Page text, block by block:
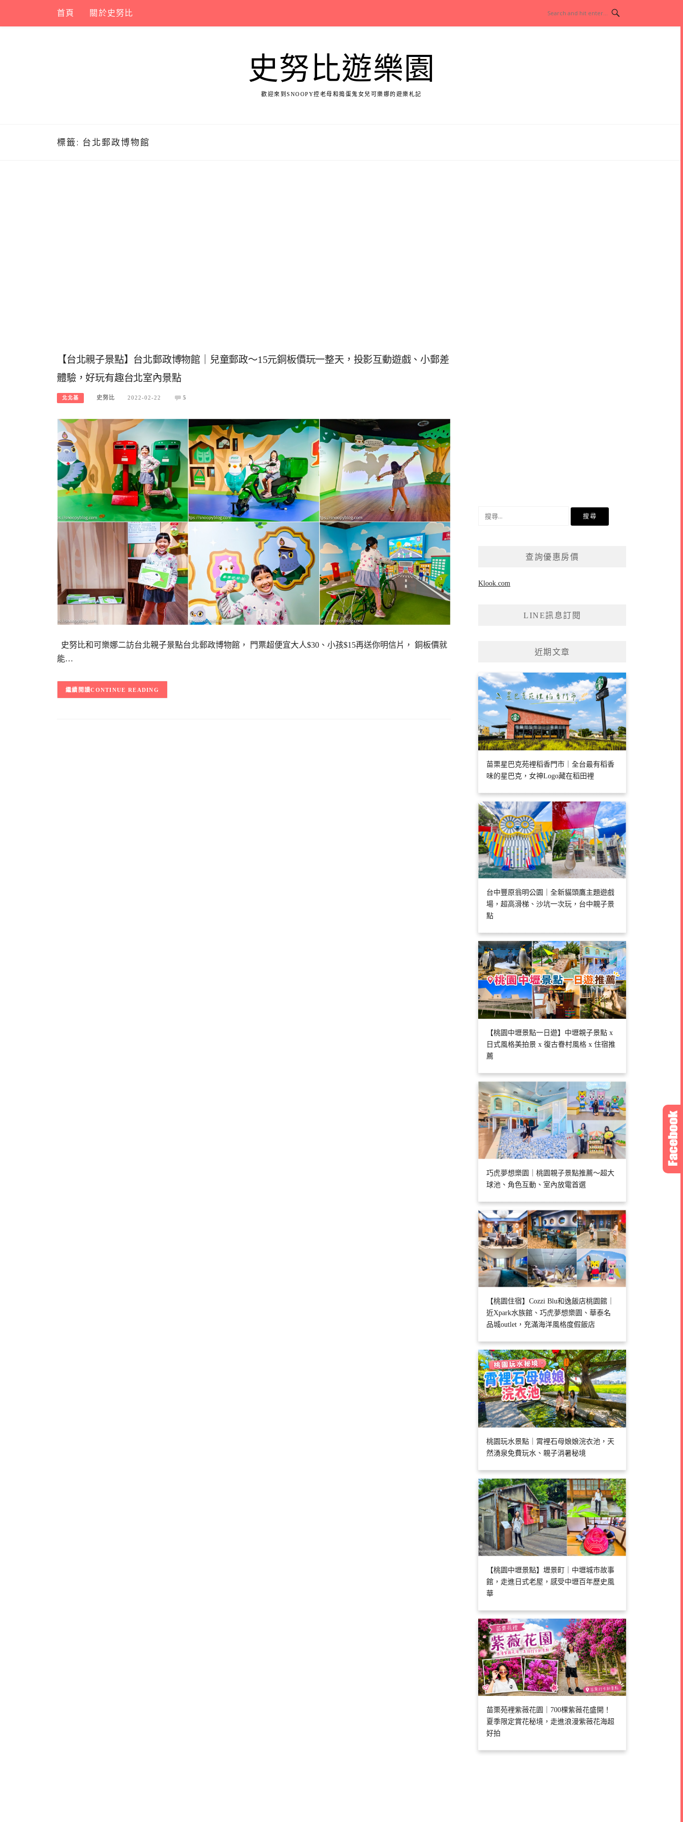
content
首頁 關於史努比
史努比遊樂園
歡迎來到SNOOPY控老母和搗蛋鬼女兒可樂娜的遊樂札記
標籤: 台北郵政博物館
【台北親子景點】台北郵政博物館｜兒童郵政～15元銅板價玩一整天，投影互動遊戲、小郵差
體驗，好玩有趣台北室內景點
北北基 史努比 2022-02-22 5
史努比和可樂娜二訪台北親子景點台北郵政博物館， 門票超便宜大人$30、小孩$15再送你明信片， 銅板價就
能…
CONTINUE READING
查詢優惠房價
Klook.com
LINE訊息訂閱
近期文章
苗栗星巴克苑裡稻香門市｜全台最有稻香
味的星巴克，女神Logo藏在稻田裡
台中豐原翁明公園｜全新貓頭鷹主題遊戲
場，超高滑梯、沙坑一次玩，台中親子景
點
【桃園中壢景點一日遊】中壢親子景點 x
日式風格美拍景 x 復古眷村風格 x 住宿推
薦
巧虎夢想樂園｜桃園親子景點推薦～超大
球池、角色互動、室內放電首選
【桃園住宿】Cozzi Blu和逸飯店桃園館｜
近Xpark水族館、巧虎夢想樂園、華泰名
品城outlet，充滿海洋風格度假飯店
桃園玩水景點｜霄裡石母娘娘浣衣池，天
然湧泉免費玩水、親子消暑秘境
【桃園中壢景點】壢景町｜中壢城市故事
館，走進日式老屋，感受中壢百年歷史風
華
苗栗苑裡紫薇花園｜700棵紫薇花盛開！
夏季限定賞花秘境，走進浪漫紫薇花海超
好拍